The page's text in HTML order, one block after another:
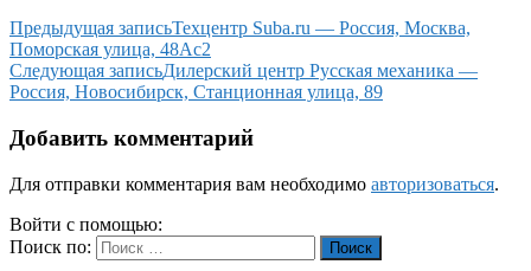
Предыдущая записьТехцентр Suba.ru — Россия, Москва,
Поморская улица, 48Ас2
Следующая записьДилерский центр Русская механика —
Россия, Новосибирск, Станционная улица, 89
Добавить комментарий
Для отправки комментария вам необходимо авторизоваться.
Войти с помощью:
Поиск по:
Поиск